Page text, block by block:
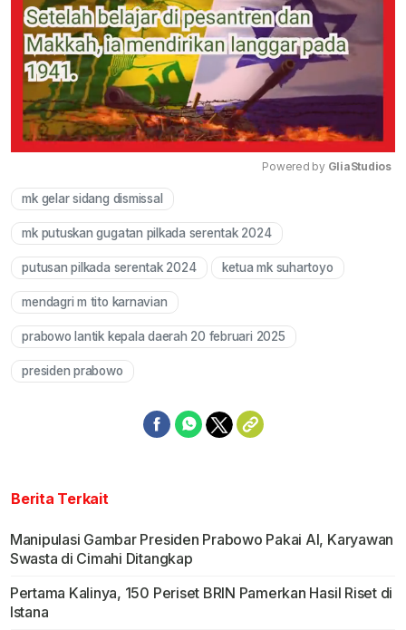
Powered by GliaStudios
mk gelar sidang dismissal
mk putuskan gugatan pilkada serentak 2024
putusan pilkada serentak 2024 ketua mk suhartoyo
mendagri m tito karnavian
prabowo lantik kepala daerah 20 februari 2025
presiden prabowo
Berita Terkait
Manipulasi Gambar Presiden Prabowo Pakai AI, Karyawan
Swasta di Cimahi Ditangkap
Pertama Kalinya, 150 Periset BRIN Pamerkan Hasil Riset di
Istana